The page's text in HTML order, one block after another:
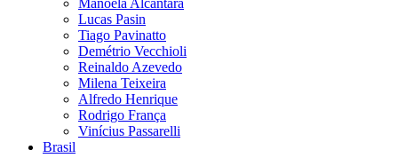
Lucas Pasin
Tiago Pavinatto
Demétrio Vecchioli
Reinaldo Azevedo
Milena Teixeira
Alfredo Henrique
Rodrigo França
Vinícius Passarelli
Brasil